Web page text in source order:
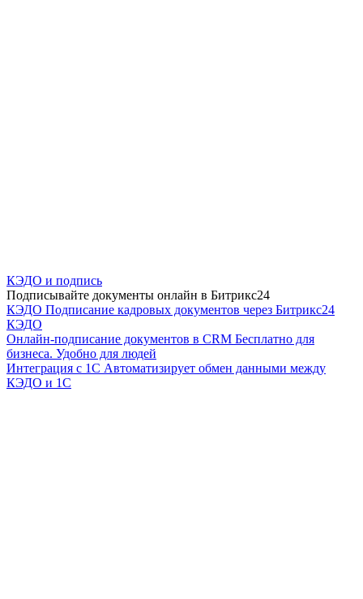
КЭДО и подпись
Подписывайте документы онлайн в Битрикс24
КЭДО Подписание кадровых документов через Битрикс24
КЭДО
Онлайн-подписание документов в CRM Бесплатно для
бизнеса. Удобно для людей
Интеграция с 1С Автоматизирует обмен данными между
КЭДО и 1С